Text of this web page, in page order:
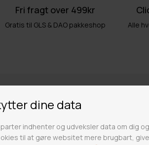
Fri fragt over 499kr
Gratis til GLS & DAO pakkeshop
Alle
Webshop lager